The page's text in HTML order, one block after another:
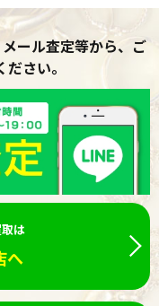
ール査定等から、ご
さい。
は
へ